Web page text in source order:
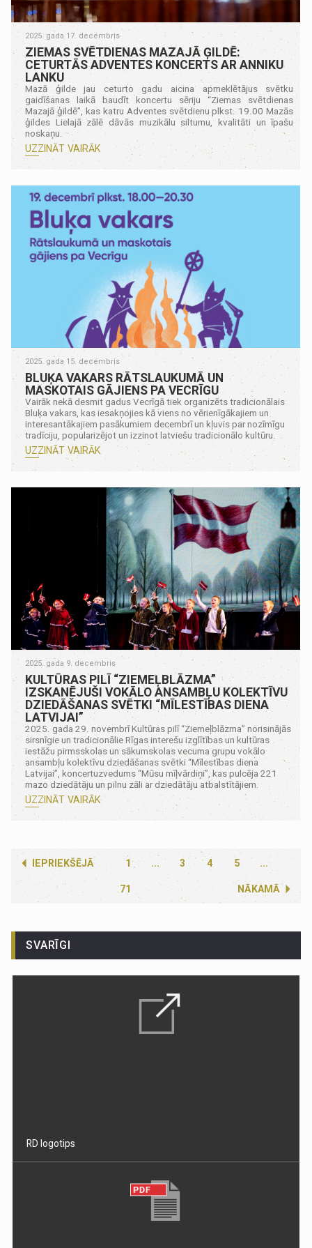
2025. gada 17. decembris
ZIEMAS SVĒTDIENAS MAZAJĀ ĢILDĒ:
CETURTĀS ADVENTES KONCERTS AR ANNIKU
LANKU
Mazā ģilde jau ceturto gadu aicina apmeklētājus svētku
gaidīšanas laikā baudīt koncertu sēriju “Ziemas svētdienas
Mazajā ģildē”, kas katru Adventes svētdienu plkst. 19.00 Mazās
ģildes Lielajā zālē dāvās muzikālu siltumu, kvalitāti un īpašu
noskaņu.
UZZINĀT VAIRĀK
2025. gada 15. decembris
BLUĶA VAKARS RĀTSLAUKUMĀ UN
MASKOTAIS GĀJIENS PA VECRĪGU
Vairāk nekā desmit gadus Vecrīgā tiek organizēts tradicionālais
Bluķa vakars, kas iesakņojies kā viens no vērienīgākajiem un
interesantākajiem pasākumiem decembrī un kļuvis par nozīmīgu
tradīciju, popularizējot un izzinot latviešu tradicionālo kultūru.
UZZINĀT VAIRĀK
2025. gada 9. decembris
KULTŪRAS PILĪ “ZIEMEĻBLĀZMA”
IZSKANĒJUŠI VOKĀLO ANSAMBĻU KOLEKTĪVU
DZIEDĀŠANAS SVĒTKI “MĪLESTĪBAS DIENA
LATVIJAI”
2025. gada 29. novembrī Kultūras pilī “Ziemeļblāzma” norisinājās
sirsnīgie un tradicionālie Rīgas interešu izglītības un kultūras
iestāžu pirmsskolas un sākumskolas vecuma grupu vokālo
ansambļu kolektīvu dziedāšanas svētki “Mīlestības diena
Latvijai”, koncertuzvedums “Mūsu mīļvārdiņi”, kas pulcēja 221
mazo dziedātāju un pilnu zāli ar dziedātāju atbalstītājiem.
UZZINĀT VAIRĀK
IEPRIEKŠĒJĀ 1 ... 3 4 5
NĀKAMĀ
...
71
SVARĪGI
RD logotips